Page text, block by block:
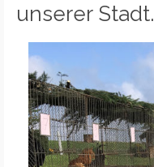
unserer Stadt.